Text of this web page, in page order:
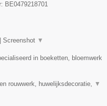
BE0479218701
Screenshot ▼
in boeketten, bloemwerk
rouwwerk, huwelijksdecoratie, ▼